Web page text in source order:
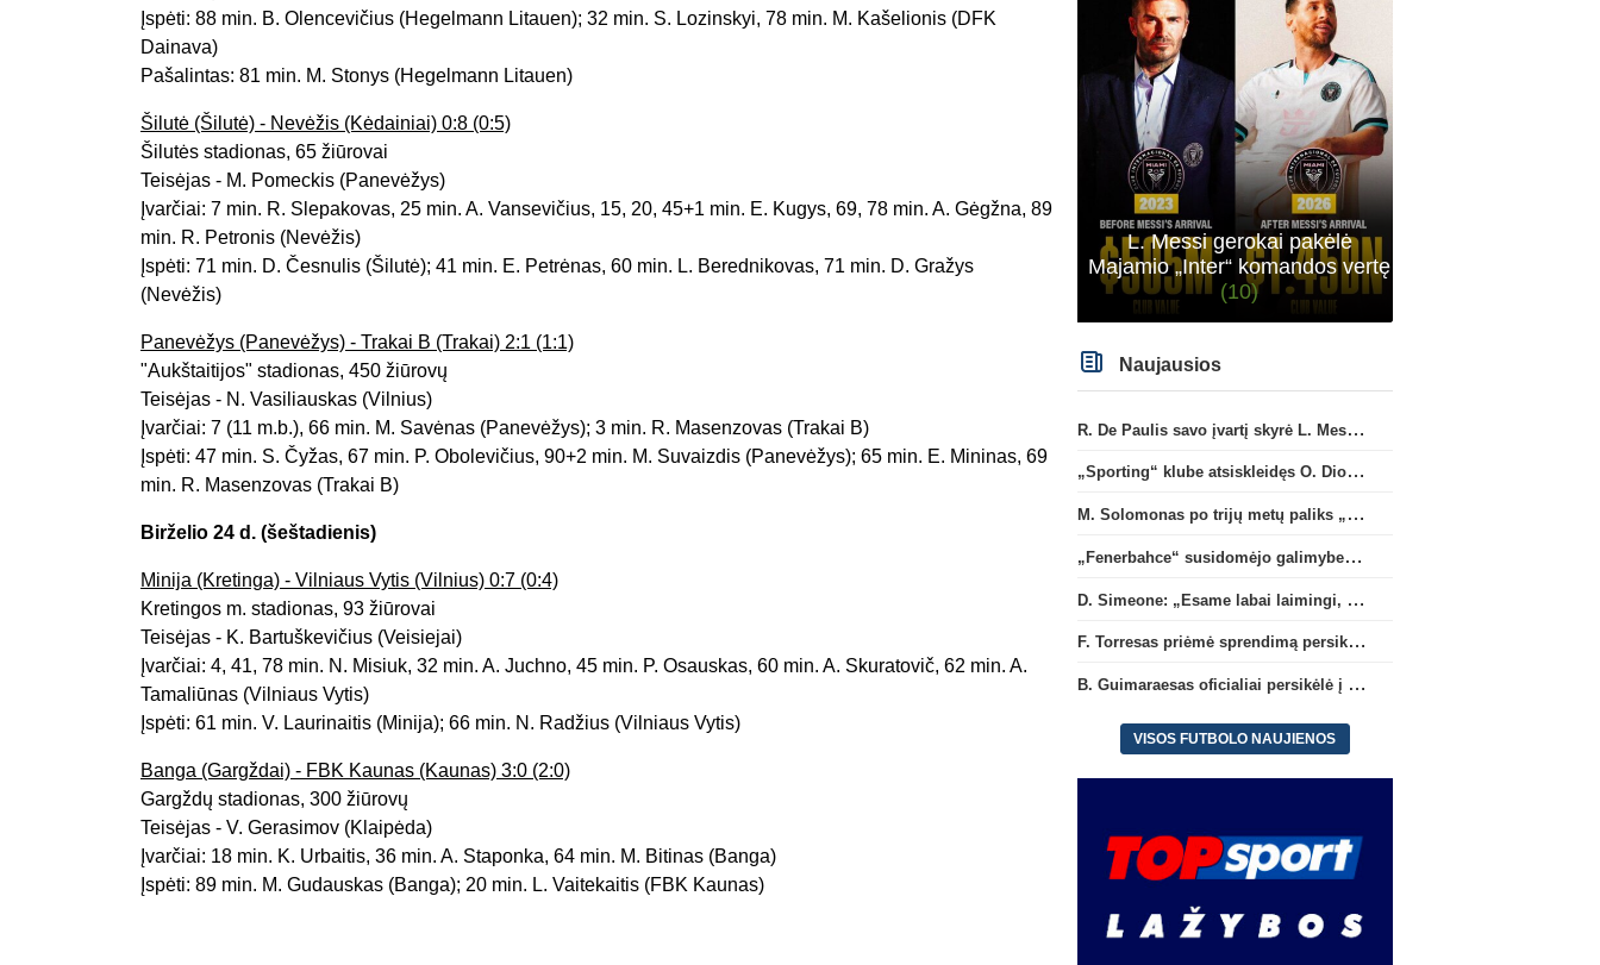
Įspėti: 88 min. B. Olencevičius (Hegelmann Litauen); 32 min. S. Lozinskyi, 78 min. M. Kašelionis (DFK
Dainava)
Pašalintas: 81 min. M. Stonys (Hegelmann Litauen)
Šilutė (Šilutė) - Nevėžis (Kėdainiai) 0:8 (0:5)
Šilutės stadionas, 65 žiūrovai
Teisėjas - M. Pomeckis (Panevėžys)
Įvarčiai: 7 min. R. Slepakovas, 25 min. A. Vansevičius, 15, 20, 45+1 min. E. Kugys, 69, 78 min. A. Gėgžna, 89
min. R. Petronis (Nevėžis)
Įspėti: 71 min. D. Česnulis (Šilutė); 41 min. E. Petrėnas, 60 min. L. Berednikovas, 71 min. D. Gražys
(Nevėžis)
Panevėžys (Panevėžys) - Trakai B (Trakai) 2:1 (1:1)
"Aukštaitijos" stadionas, 450 žiūrovų
Teisėjas - N. Vasiliauskas (Vilnius)
Įvarčiai: 7 (11 m.b.), 66 min. M. Savėnas (Panevėžys); 3 min. R. Masenzovas (Trakai B)
Įspėti: 47 min. S. Čyžas, 67 min. P. Obolevičius, 90+2 min. M. Suvaizdis (Panevėžys); 65 min. E. Mininas, 69
min. R. Masenzovas (Trakai B)
Birželio 24 d. (šeštadienis)
Minija (Kretinga) - Vilniaus Vytis (Vilnius) 0:7 (0:4)
Kretingos m. stadionas, 93 žiūrovai
Teisėjas - K. Bartuškevičius (Veisiejai)
Įvarčiai: 4, 41, 78 min. N. Misiuk, 32 min. A. Juchno, 45 min. P. Osauskas, 60 min. A. Skuratovič, 62 min. A.
Tamaliūnas (Vilniaus Vytis)
Įspėti: 61 min. V. Laurinaitis (Minija); 66 min. N. Radžius (Vilniaus Vytis)
Banga (Gargždai) - FBK Kaunas (Kaunas) 3:0 (2:0)
Gargždų stadionas, 300 žiūrovų
Teisėjas - V. Gerasimov (Klaipėda)
Įvarčiai: 18 min. K. Urbaitis, 36 min. A. Staponka, 64 min. M. Bitinas (Banga)
Įspėti: 89 min. M. Gudauskas (Banga); 20 min. L. Vaitekaitis (FBK Kaunas)
L. Messi gerokai pakėlė
Majamio „Inter“ komandos vertę
(10)
Naujausios
R. De Paulis savo įvartį skyrė L. Messi mirusiam tėčiui Jorge
„Sporting“ klube atsiskleidęs O. Diomande papildys „Nottingham“ gretas
M. Solomonas po trijų metų paliks „Tottenham“ ir papildys „West Ham“ klubą
„Fenerbahce“ susidomėjo galimybe įsigyti R. Lukaku
D. Simeone: „Esame labai laimingi, kad turime J. Alvarezą“
F. Torresas priėmė sprendimą persikelti į PSG ekipą
B. Guimaraesas oficialiai persikėlė į „Arsenal“ klubą
VISOS FUTBOLO NAUJIENOS